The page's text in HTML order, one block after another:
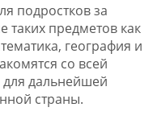
подростков за
таких предметов как
география и
со всей
дальнейшей
страны.